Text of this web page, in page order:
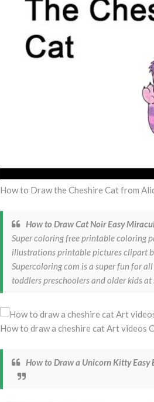
How to Draw the Cheshire Cat from
How to Draw Cat Noir Easy
Super coloring free printable coloring
illustrations printable pictures clipart
Supercoloring com is a super fun for
toddlers preschoolers and older kids at
How to draw a cheshire cat Art videos
How to Draw a Unicorn Kitty Easy